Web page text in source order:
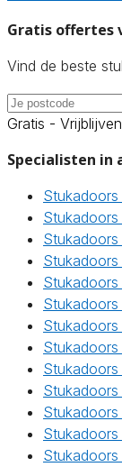
Gratis offertes
Vind de beste
Gratis -
Specialisten in
Stukadoors
Stukadoors
Stukadoors
Stukadoors
Stukadoors
Stukadoors